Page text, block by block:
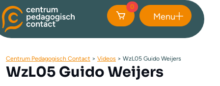
0
Menu
Centrum Pedagogisch Contact > Videos > WzL05 Guido Weijers
WzL05 Guido Weijers